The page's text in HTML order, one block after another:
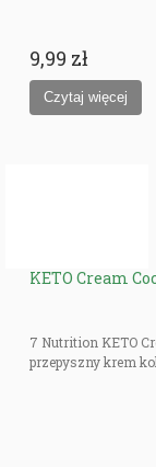
9,99 zł
KETO Cream
7 Nutrition KETO
przepyszny krem